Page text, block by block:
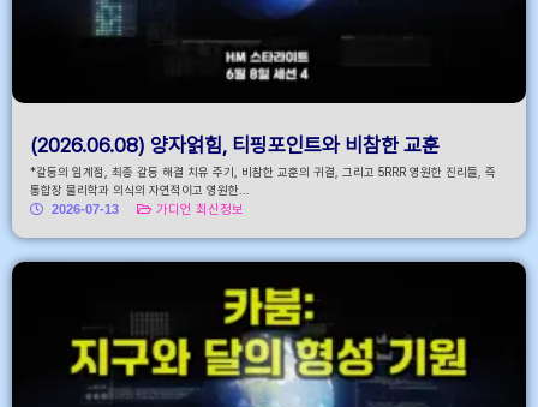
(2026.06.08) 양자얽힘, 티핑포인트와 비참한 교훈
*갈등의 임계점, 최종 갈등 해결 치유 주기, 비참한 교훈의 귀결, 그리고 5RRR 영원한 진리들, 즉
통합장 물리학과 의식의 자연적이고 영원한...
2026-07-13
가디언 최신정보